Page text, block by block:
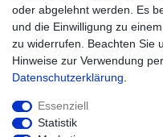
oder abgelehnt werden. Es
und die Einwilligung zu
zu widerrufen. Beachten Sie
Hinweise zur Verwendung
Daten­schutz­erklärung
Essenziell
Statistik